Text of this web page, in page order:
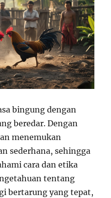
bingung dengan
beredar. Dengan
menemukan
sederhana, sehingga
cara dan etika
tentang
bertarung yang tepat,